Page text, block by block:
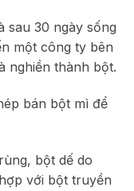
sau 30 ngày sống
một công ty bên
nghiền thành bột.
bán bột mì để
bột dế do
với bột truyền